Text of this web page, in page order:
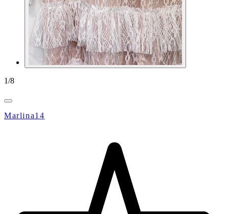
1/8
Marlina14